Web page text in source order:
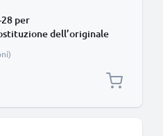
28 per
dell’originale
in gommino, ‘eye